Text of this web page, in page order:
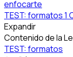
enfocarte
TEST: formatos1
Expandir
Contenido de la
TEST: formatos